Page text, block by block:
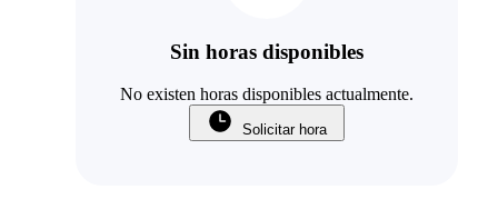
Sin horas disponibles
No existen horas disponibles actualmente.
Solicitar hora